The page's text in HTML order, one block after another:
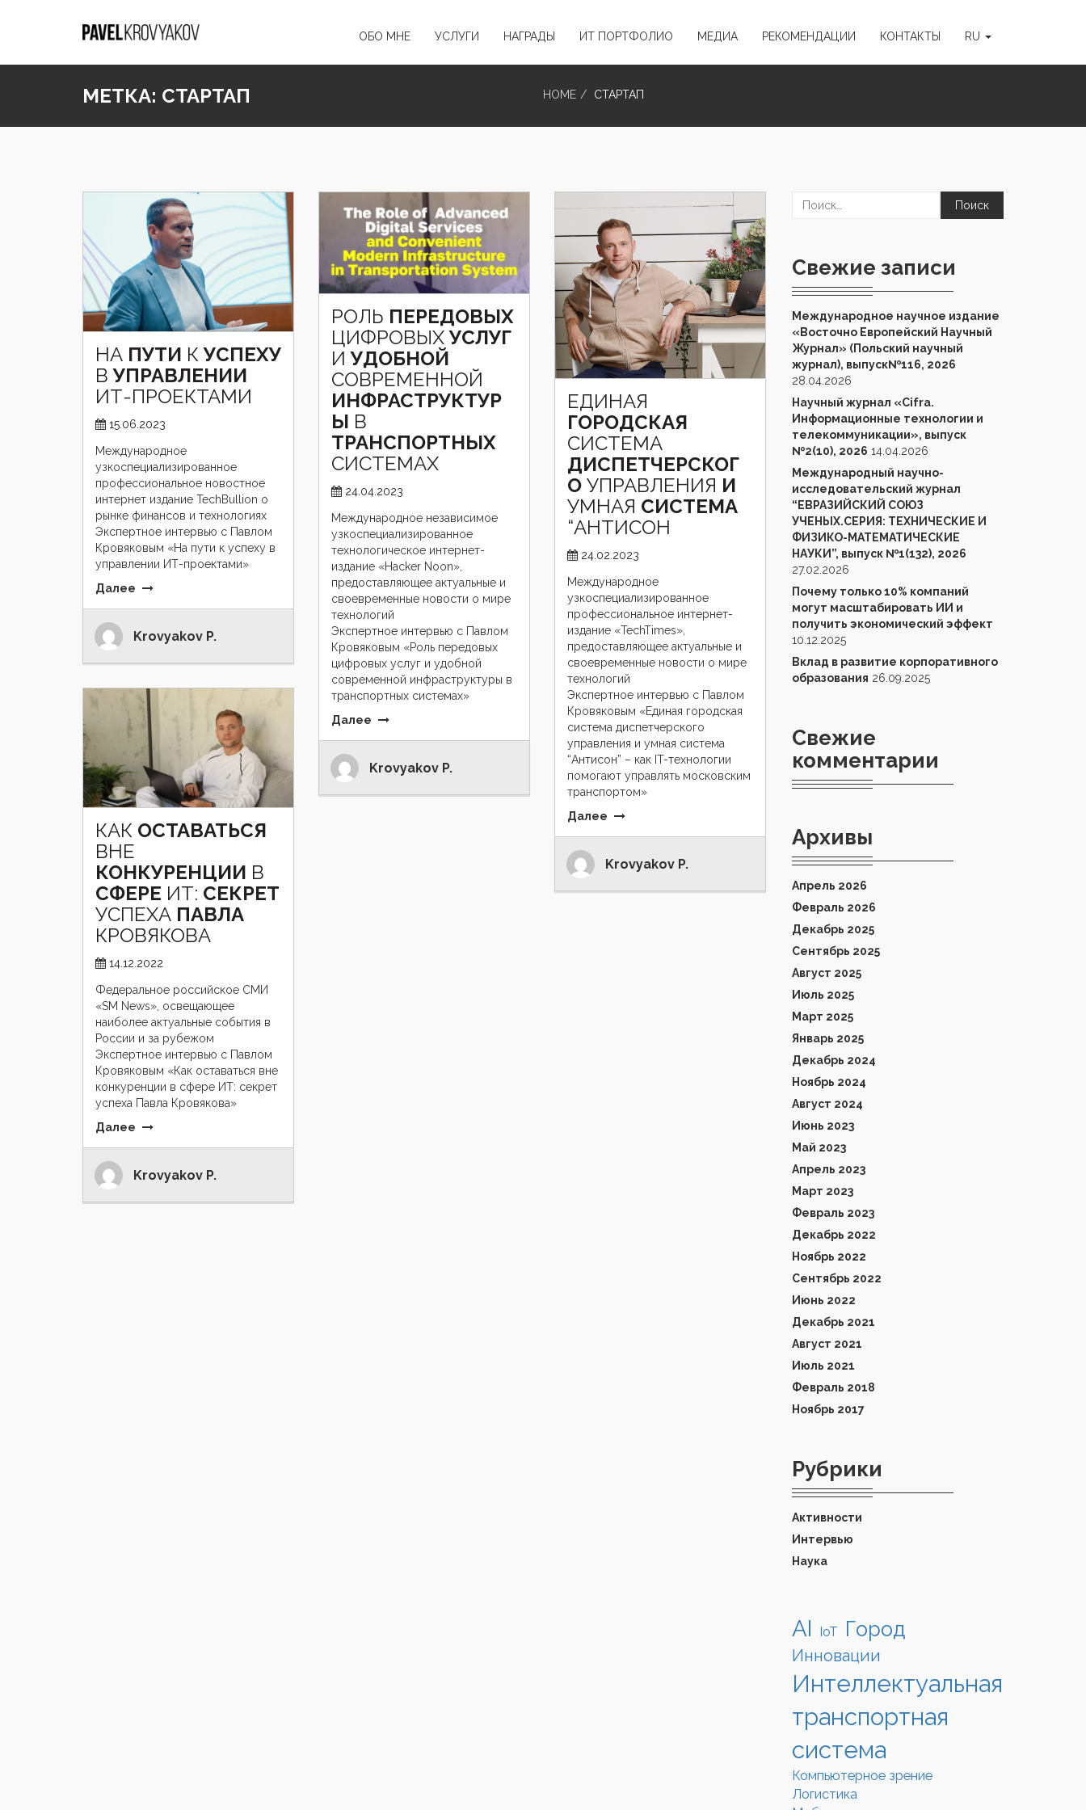
ОБО МНЕ УСЛУГИ НАГРАДЫ ИТ ПОРТФОЛИО МЕДИА РЕКОМЕНДАЦИИ КОНТАКТЫ RU
МЕТКА: СТАРТАП HOME СТАРТАП
НА ПУТИ К УСПЕХУ
В УПРАВЛЕНИИ
ИТ-ПРОЕКТАМИ
15.06.2023
Международное
узкоспециализированное
профессиональное новостное
интернет издание TechBullion о
рынке финансов и технологиях
Экспертное интервью с Павлом
Кровяковым «На пути к успеху в
управлении ИТ-проектами»
Далее
Krovyakov P.
РОЛЬ ПЕРЕДОВЫХ
ЦИФРОВЫХ УСЛУГ
И УДОБНОЙ
СОВРЕМЕННОЙ
ИНФРАСТРУКТУР
Ы В
ТРАНСПОРТНЫХ
СИСТЕМАХ
24.04.2023
Международное независимое
узкоспециализированное
технологическое интернет-
издание «Hacker Noon»,
предоставляющее актуальные и
своевременные новости о мире
технологий
Экспертное интервью с Павлом
Кровяковым «Роль передовых
цифровых услуг и удобной
современной инфраструктуры в
транспортных системах»
Далее
Krovyakov P.
ЕДИНАЯ
ГОРОДСКАЯ
СИСТЕМА
ДИСПЕТЧЕРСКОГ
О УПРАВЛЕНИЯ И
УМНАЯ СИСТЕМА
“АНТИСОН
24.02.2023
Международное
узкоспециализированное
профессиональное интернет-
издание «TechTimes»,
предоставляющее актуальные и
своевременные новости о мире
технологий
Экспертное интервью с Павлом
Кровяковым «Единая городская
система диспетчерского
управления и умная система
“Антисон” – как IT-технологии
помогают управлять московским
транспортом»
Далее
Krovyakov P.
КАК ОСТАВАТЬСЯ
ВНЕ
КОНКУРЕНЦИИ В
СФЕРЕ ИТ: СЕКРЕТ
УСПЕХА ПАВЛА
КРОВЯКОВА
14.12.2022
Федеральное российское СМИ
«SM News», освещающее
наиболее актуальные события в
России и за рубежом
Экспертное интервью с Павлом
Кровяковым «Как оставаться вне
конкуренции в сфере ИТ: секрет
успеха Павла Кровякова»
Далее
Krovyakov P.
Найти:
Свежие записи
Международное научное издание
«Восточно Европейский Научный
Журнал» (Польский научный
журнал), выпуск№116, 2026
28.04.2026
Научный журнал «Cifra.
Информационные технологии и
телекоммуникации», выпуск
№2(10), 2026 14.04.2026
Международный научно-
исследовательский журнал
“ЕВРАЗИЙСКИЙ СОЮЗ
УЧЕНЫХ.СЕРИЯ: ТЕХНИЧЕСКИЕ И
ФИЗИКО-МАТЕМАТИЧЕСКИЕ
НАУКИ”, выпуск №1(132), 2026
27.02.2026
Почему только 10% компаний
могут масштабировать ИИ и
получить экономический эффект
10.12.2025
Вклад в развитие корпоративного
образования 26.09.2025
Свежие
комментарии
Архивы
Апрель 2026
Февраль 2026
Декабрь 2025
Сентябрь 2025
Август 2025
Июль 2025
Март 2025
Январь 2025
Декабрь 2024
Ноябрь 2024
Август 2024
Июнь 2023
Май 2023
Апрель 2023
Март 2023
Февраль 2023
Декабрь 2022
Ноябрь 2022
Сентябрь 2022
Июнь 2022
Декабрь 2021
Август 2021
Июль 2021
Февраль 2018
Ноябрь 2017
Рубрики
Активности
Интервью
Наука
AI IoT Город
Инновации
Интеллектуальная
транспортная
система
Компьютерное зрение
Логистика